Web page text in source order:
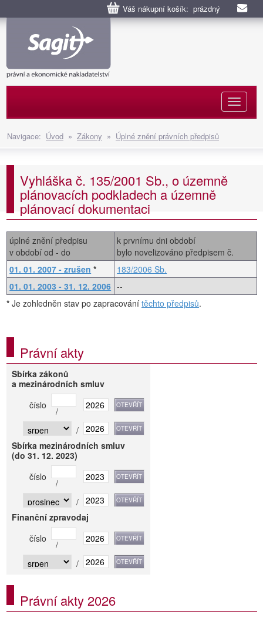
Váš nákupní košík: prázdný
Navigace: Úvod » Zákony » Úplné znění právních předpisů
Vyhláška č. 135/2001 Sb., o územně
plánovacích podkladech a územně
plánovací dokumentaci
úplné znění předpisu
v období od - do
k prvnímu dni období
bylo novelizováno předpisem č.
01. 01. 2007 - zrušen *
183/2006 Sb.
01. 01. 2003 - 31. 12. 2006 --
* Je zohledněn stav po zapracování těchto předpisů.
Právní akty
Sbírka zákonů
a mezinárodních smluv
číslo
/
/
Sbírka mezinárodních smluv
(do 31. 12. 2023)
číslo
/
/
Finanční zpravodaj
číslo
/
/
Právní akty 2026